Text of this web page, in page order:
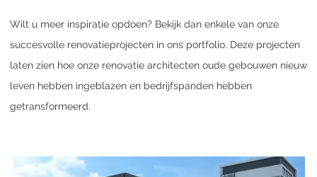
Wilt u meer inspiratie opdoen? Bekijk dan enkele van onze
succesvolle renovatieprojecten in ons portfolio. Deze projecten
laten zien hoe onze renovatie architecten oude gebouwen nieuw
leven hebben ingeblazen en bedrijfspanden hebben
getransformeerd.